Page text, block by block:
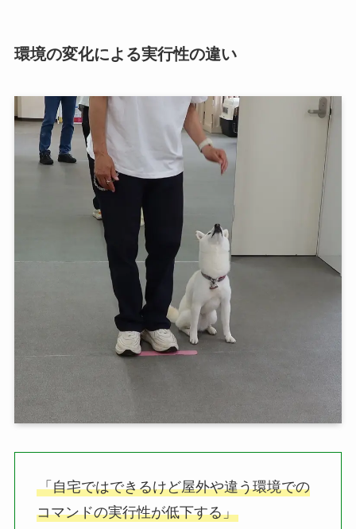
環境の変化による実行性の違い
「自宅ではできるけど屋外や違う環境での
コマンドの実行性が低下する」